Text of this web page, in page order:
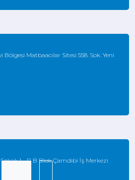
Matbaacılar Sitesi 558. Sok. Yeni
1 - P B Blok Çamdibi İş Merkezi